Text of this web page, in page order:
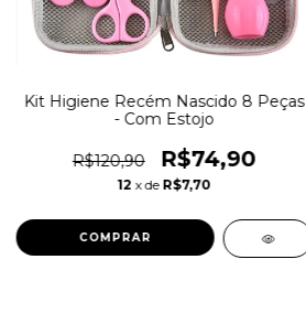
Kit Higiene Recém Nascido 8 Peças
- Com Estojo
R$120,90 R$74,90
12 x de R$7,70
COMPRAR